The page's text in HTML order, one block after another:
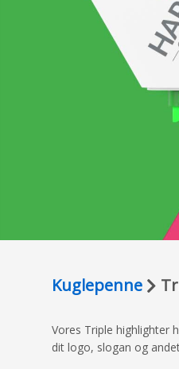
Kuglepenne
Vores Triple highlighter
dit logo, slogan og